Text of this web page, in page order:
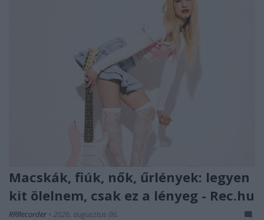
Macskák, fiúk, nők, űrlények: legyen
kit ölelnem, csak ez a lényeg - Rec.hu
RRRecorder • 2026. augusztus 06.